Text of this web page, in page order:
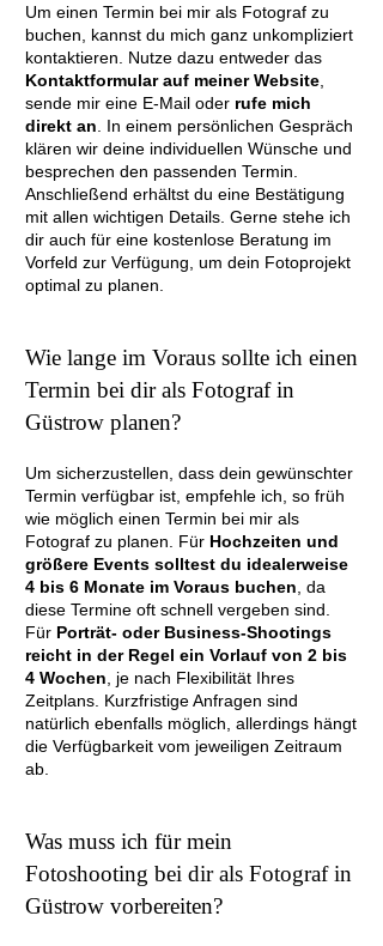
Um einen Termin bei mir als Fotograf zu
buchen, kannst du mich ganz unkompliziert
kontaktieren. Nutze dazu entweder das
Kontaktformular auf meiner Website
sende mir eine E-Mail oder rufe mich
direkt an . In einem persönlichen Gespräch
klären wir deine individuellen Wünsche und
besprechen den passenden Termin.
Anschließend erhältst du eine Bestätigung
mit allen wichtigen Details. Gerne stehe ich
dir auch für eine kostenlose Beratung im
Vorfeld zur Verfügung, um dein Fotoprojekt
optimal zu planen.
Wie lange im Voraus sollte ich einen
Termin bei dir als Fotograf in
Güstrow planen?
Um sicherzustellen, dass dein gewünschter
Termin verfügbar ist, empfehle ich, so früh
wie möglich einen Termin bei mir als
Fotograf zu planen. Für Hochzeiten und
größere Events solltest du idealerweise
4 bis 6 Monate im Voraus buchen , da
diese Termine oft schnell vergeben sind.
Für Porträt- oder Business-Shootings
reicht in der Regel ein Vorlauf von 2 bis
4 Wochen , je nach Flexibilität Ihres
Zeitplans. Kurzfristige Anfragen sind
natürlich ebenfalls möglich, allerdings hängt
die Verfügbarkeit vom jeweiligen Zeitraum
ab.
Was muss ich für mein
Fotoshooting bei dir als Fotograf in
Güstrow vorbereiten?